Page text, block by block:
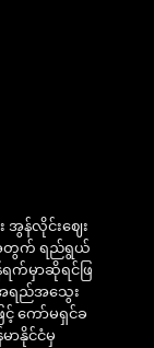
အွန်လိုင်းဈေး
အတွက် ရည်ရွယ်
က်မှာဆိုရင်ဖြ
အရည်အသွေး
င့် ကော်မရှင်ခ
ာနိုင်ငံမှ